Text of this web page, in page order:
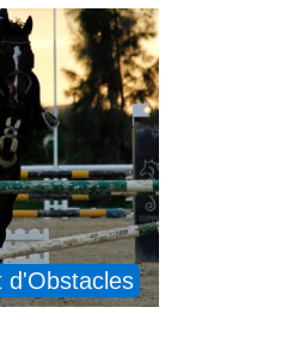
d'Obstacles